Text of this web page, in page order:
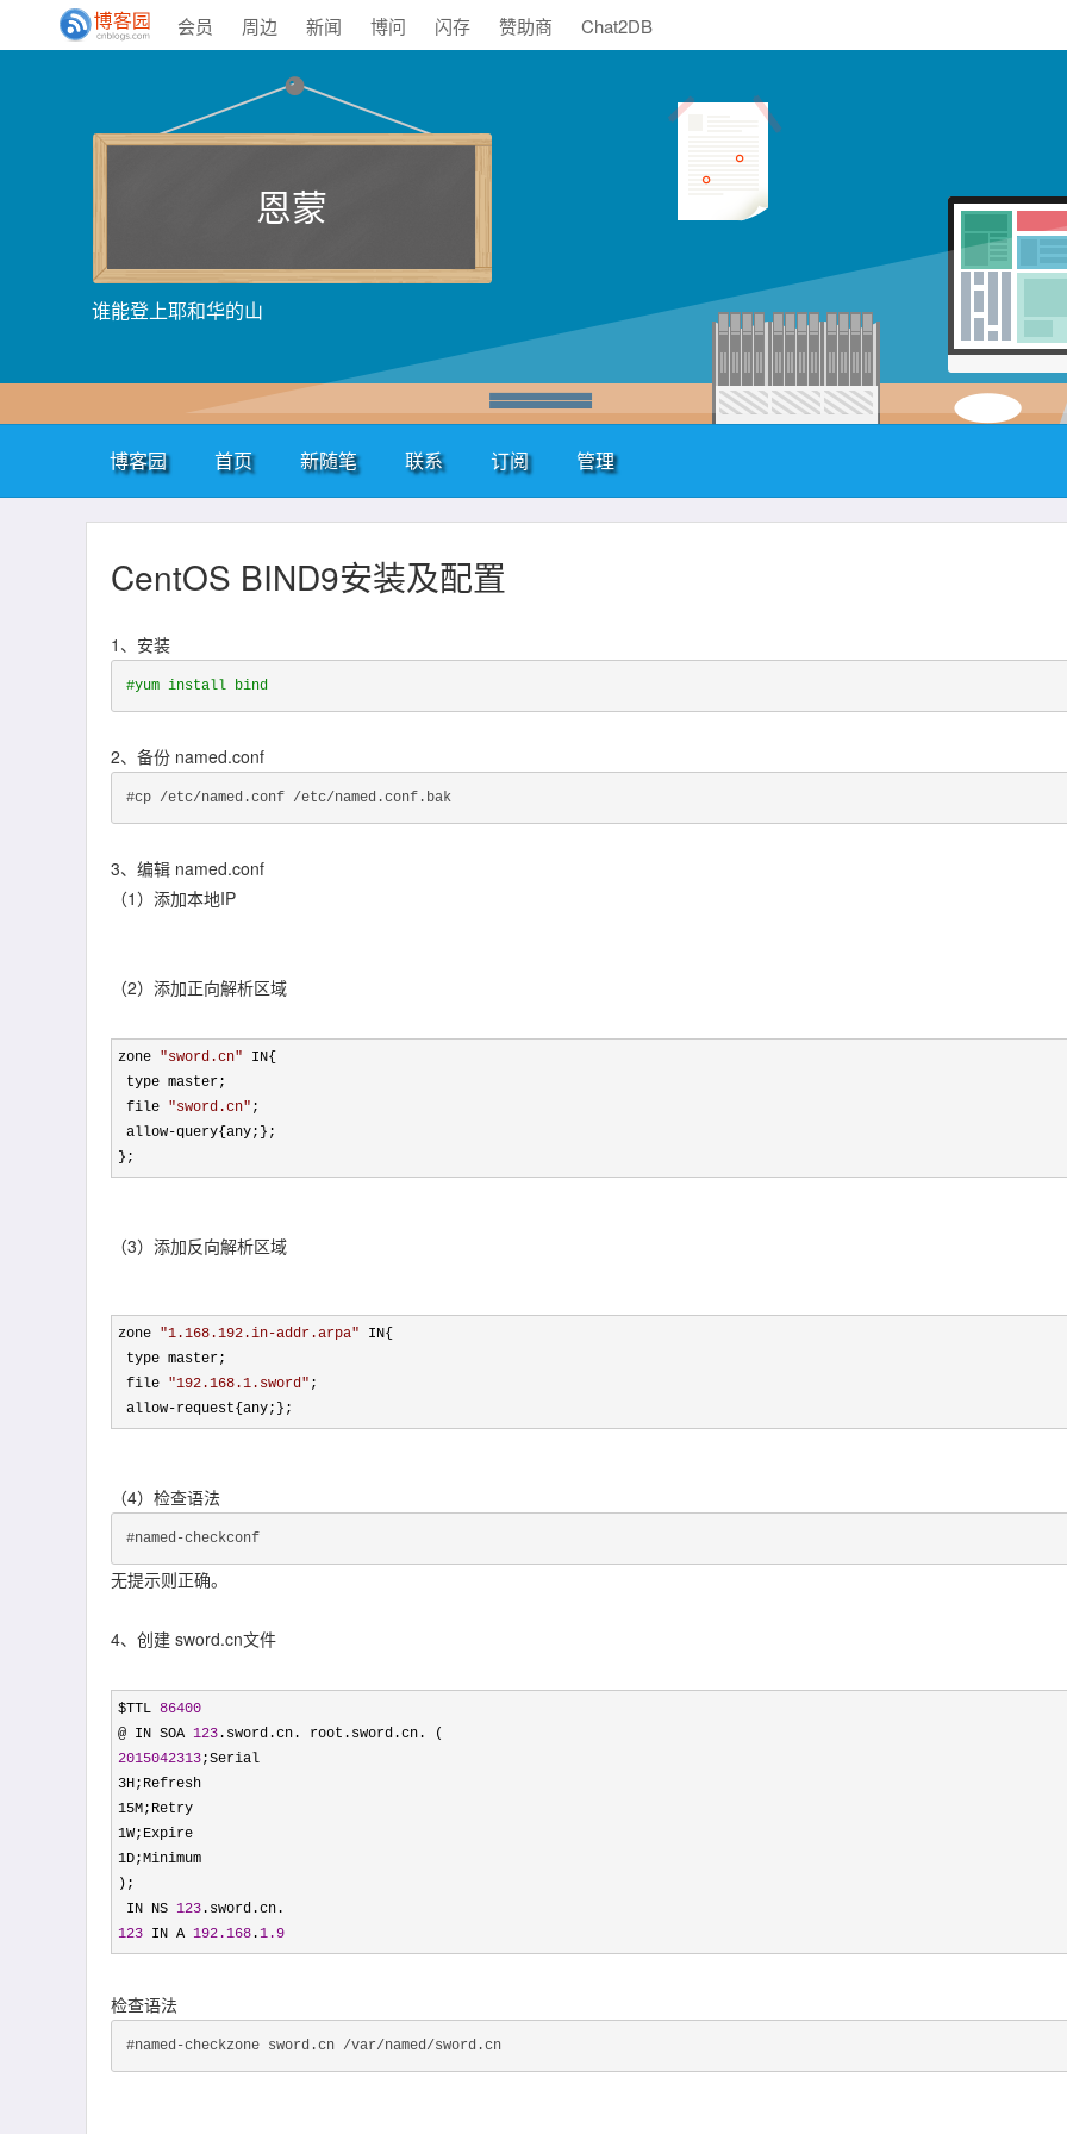
会员 周边 新闻 博问 闪存 赞助商 Chat2DB
恩蒙
谁能登上耶和华的山
博客园 首页 新随笔 联系 订阅 管理
CentOS BIND9安装及配置
1、安装
#yum install bind
2、备份 named.conf
#cp /etc/named.conf /etc/named.conf.bak
3、编辑 named.conf
（1）添加本地IP
（2）添加正向解析区域
zone "sword.cn" IN{
file "sword.cn" ;
allow-query{any;};
};
（3）添加反向解析区域
zone "1.168.192.in-addr.arpa" IN{
file "192.168.1.sword" ;
allow-request{any;};
（4）检查语法
#named-checkconf
无提示则正确。
4、创建 sword.cn文件
$TTL 86400
@ IN SOA 123
2015042313;Serial
3H;Refresh
15M;Retry
1W;Expire
1D;Minimum
);
IN NS 123
123 IN A 192.168 .1.9
检查语法
#named-checkzone sword.cn /var/named/sword.cn